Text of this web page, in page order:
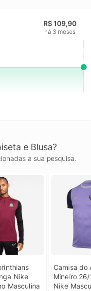
R$ 109,90
há 3 meses
e Blusa?
a sua pesquisa.
Nike
Masculina
Camisa do
Mineiro
Nike